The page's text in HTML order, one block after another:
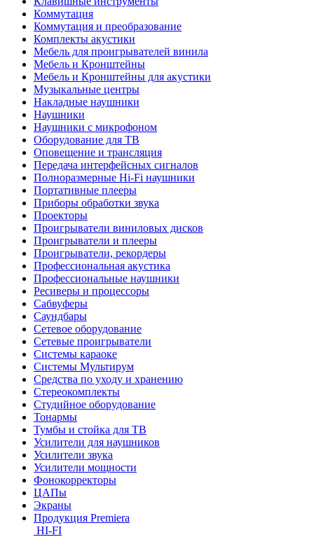
Коммутация
Коммутация и преобразование
Комплекты акустики
Мебель для проигрывателей винила
Мебель и Кронштейны
Мебель и Кронштейны для акустики
Музыкальные центры
Накладные наушники
Наушники
Наушники с микрофоном
Оборудование для ТВ
Оповещение и трансляция
Передача интерфейсных сигналов
Полноразмерные Hi-Fi наушники
Портативные плееры
Приборы обработки звука
Проекторы
Проигрыватели виниловых дисков
Проигрыватели и плееры
Проигрыватели, рекордеры
Профессиональная акустика
Профессиональные наушники
Ресиверы и процессоры
Сабвуферы
Саундбары
Сетевое оборудование
Сетевые проигрыватели
Системы караоке
Системы Мультирум
Средства по уходу и хранению
Стереокомплекты
Студийное оборудование
Тонармы
Тумбы и стойка для ТВ
Усилители для наушников
Усилители звука
Усилители мощности
Фонокорректоры
ЦАПы
Экраны
Продукция Premiera
HI-FI